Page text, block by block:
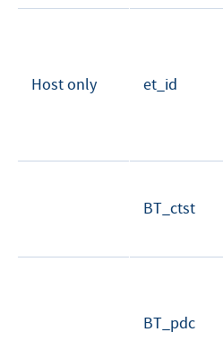
Host only et_id
BT_ctst
BT_pdc